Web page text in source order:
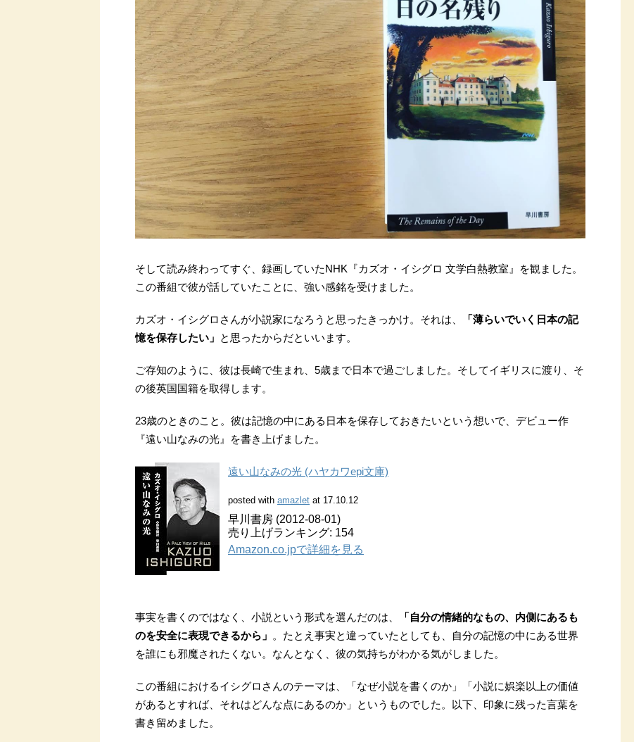
そして読み終わってすぐ、録画していたNHK『カズオ・イシグロ 文学白熱教室』を観ました。
この番組で彼が話していたことに、強い感銘を受けました。
カズオ・イシグロさんが小説家になろうと思ったきっかけ。それは、
「薄らいでいく日本の記
憶を保存したい」 と思ったからだといいます。
ご存知のように、彼は長崎で生まれ、5歳まで日本で過ごしました。そしてイギリスに渡り、そ
の後英国国籍を取得します。
23歳のときのこと。彼は記憶の中にある日本を保存しておきたいという想いで、デビュー作
『遠い山なみの光』を書き上げました。
遠い山なみの光 (ハヤカワepi文庫)
posted with amazlet at 17.10.12
早川書房 (2012-08-01)
売り上げランキング: 154
Amazon.co.jpで詳細を見る
事実を書くのではなく、小説という形式を選んだのは、
「自分の情緒的なもの、内側にあるも
のを安全に表現できるから」 。たとえ事実と違っていたとしても、自分の記憶の中にある世界
を誰にも邪魔されたくない。なんとなく、彼の気持ちがわかる気がしました。
この番組におけるイシグロさんのテーマは、「なぜ小説を書くのか」「小説に娯楽以上の価値
があるとすれば、それはどんな点にあるのか」というものでした。以下、印象に残った言葉を
書き留めました。